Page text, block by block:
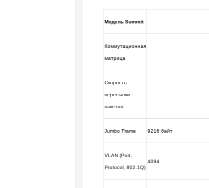
Модель Summit
Коммутационная
матрица
Скорость
пересылки
пакетов
Jumbo Frame 9216 байт
VLAN (Port,
Protocol, 802.1Q)
4094